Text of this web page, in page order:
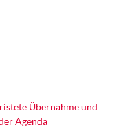
Übernahme und
Agenda